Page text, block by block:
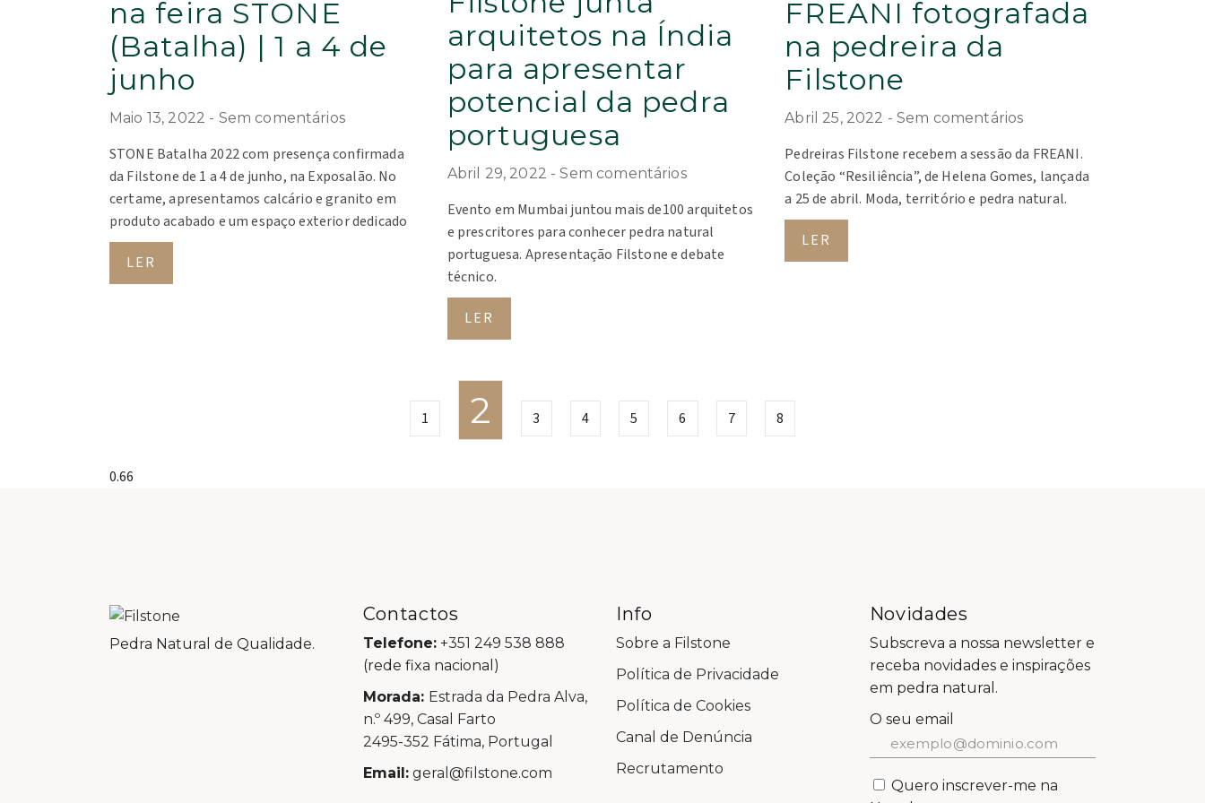
na feira STONE
(Batalha) | 1 a 4 de
junho
Maio 13, 2022 Sem comentários
STONE Batalha 2022 com presença confirmada
da Filstone de 1 a 4 de junho, na Exposalão. No
certame, apresentamos calcário e granito em
produto acabado e um espaço exterior dedicado
LER
arquitetos na Índia
para apresentar
potencial da pedra
portuguesa
Abril 29, 2022 Sem comentários
Evento em Mumbai juntou mais de100 arquitetos
e prescritores para conhecer pedra natural
portuguesa. Apresentação Filstone e debate
técnico.
LER
FREANI fotografada
na pedreira da
Filstone
Abril 25, 2022 Sem comentários
Pedreiras Filstone recebem a sessão da FREANI.
Coleção “Resiliência”, de Helena Gomes, lançada
a 25 de abril. Moda, território e pedra natural.
LER
1 2 3 4 5 6 7 8
Pedra Natural de Qualidade.
Contactos
Telefone: +351 249 538 888
(rede fixa nacional)
Morada: Estrada da Pedra Alva,
n.º 499, Casal Farto
2495-352 Fátima, Portugal
Email: geral@filstone.com
Info
Sobre a Filstone
Política de Privacidade
Política de Cookies
Canal de Denúncia
Recrutamento
Novidades
Subscreva a nossa newsletter e
receba novidades e inspirações
em pedra natural.
O seu email
Quero inscrever-me na